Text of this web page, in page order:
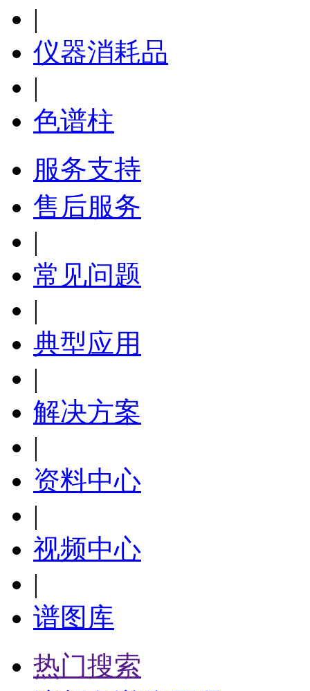
|
仪器消耗品
|
色谱柱
服务支持
售后服务
|
常见问题
|
典型应用
|
解决方案
|
资料中心
|
视频中心
|
谱图库
热门搜索